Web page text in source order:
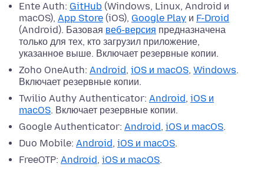
Ente Auth: GitHub (Windows, Linux, Android и
macOS), App Store (iOS), Google Play и F-Droid
(Android). Базовая веб-версия предназначена
только для тех, кто загрузил приложение,
указанное выше. Включает резервные копии.
Zoho OneAuth: Android, iOS и macOS, Windows.
Включает резервные копии.
Twilio Authy Authenticator: Android, iOS и
macOS. Включает резервные копии.
Google Authenticator: Android, iOS и macOS.
Duo Mobile: Android, iOS и macOS.
FreeOTP: Android, iOS и macOS.